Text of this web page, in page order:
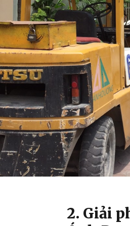
2. Giải